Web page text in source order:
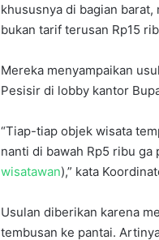
khususnya di bagian
bukan tarif terusan Rp15
Mereka menyampaikan
Pesisir di lobby kantor
“Tiap-tiap objek wisata
nanti di bawah Rp5 ribu
wisatawan),” kata
Usulan diberikan karena
tembusan ke pantai.